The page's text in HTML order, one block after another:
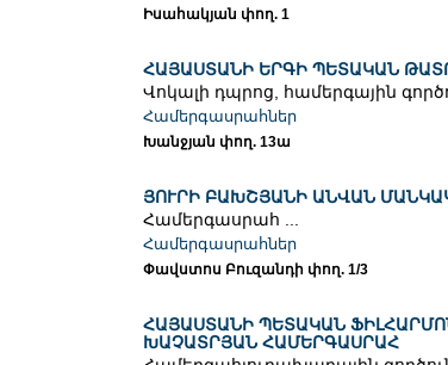
Իսահակյան փող. 1
ՀԱՅԱՍՏԱՆԻ ԵՐԳԻ ՊԵՏԱԿԱՆ
Վոկալի դպրոց, համերգային
Համերգասրահներ
Խանջյան փող. 13ա
ՅՈՒՐԻ ԲԱԽՇՅԱՆԻ ԱՆՎԱՆ
Համերգասրահ ...
Համերգասրահներ
Փավստոս Բուզանդի փող. 1/3
ՀԱՅԱՍՏԱՆԻ ՊԵՏԱԿԱՆ
ԽԱՉԱՏՐՅԱՆ ՀԱՄԵՐԳԱՍՐԱՀ